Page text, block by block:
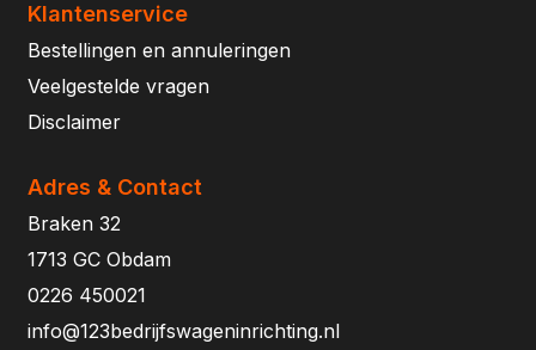
Klantenservice
Bestellingen en annuleringen
Veelgestelde vragen
Disclaimer
Adres & Contact
Braken 32
1713 GC Obdam
0226 450021
info@123bedrijfswageninrichting.nl